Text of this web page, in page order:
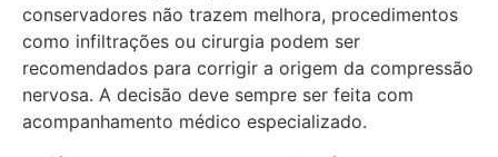
conservadores não trazem melhora, procedimentos
como infiltrações ou cirurgia podem ser
recomendados para corrigir a origem da compressão
nervosa. A decisão deve sempre ser feita com
acompanhamento médico especializado.